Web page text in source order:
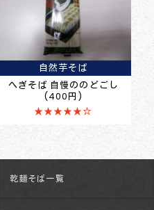
自然芋そば
へぎそば 自慢ののどごし
(400円)
★★★★★☆
乾麺そば一覧